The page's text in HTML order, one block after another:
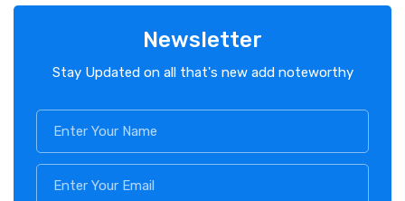
Newsletter
Stay Updated on all that's new add noteworthy